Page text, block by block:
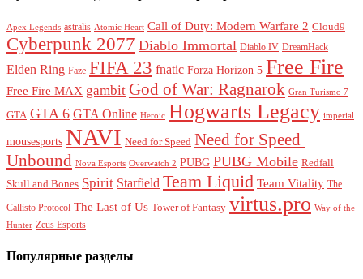
Apex Legends astralis Atomic Heart Call of Duty: Modern Warfare 2 Cloud9
Cyberpunk 2077 Diablo Immortal Diablo IV DreamHack
Elden Ring Faze FIFA 23 fnatic Forza Horizon 5 Free Fire
Free Fire MAX gambit God of War: Ragnarok Gran Turismo 7
GTA GTA 6 GTA Online Heroic Hogwarts Legacy imperial
mousesports NAVI Need for Speed Need for Speed ​​
Unbound Nova Esports Overwatch 2 PUBG PUBG Mobile Redfall
Skull and Bones Spirit Starfield Team Liquid Team Vitality The
Callisto Protocol The Last of Us Tower of Fantasy virtus.pro Way of the
Hunter Zeus Esports
Популярные разделы